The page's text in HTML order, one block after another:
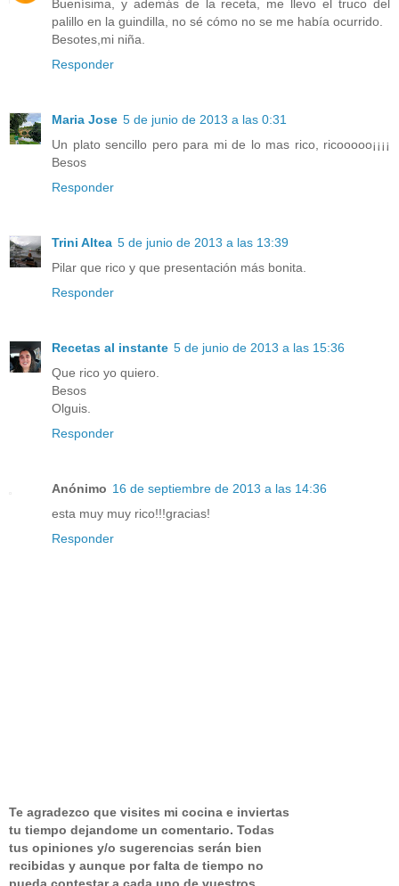
Buenísima, y además de la receta, me llevo el truco del
palillo en la guindilla, no sé cómo no se me había ocurrido.
Besotes,mi niña.
Responder
Maria Jose 5 de junio de 2013 a las 0:31
Un plato sencillo pero para mi de lo mas rico, ricooooo¡¡¡¡
Besos
Responder
Trini Altea 5 de junio de 2013 a las 13:39
Pilar que rico y que presentación más bonita.
Responder
Recetas al instante 5 de junio de 2013 a las 15:36
Que rico yo quiero.
Besos
Olguis.
Responder
Anónimo 16 de septiembre de 2013 a las 14:36
esta muy muy rico!!!gracias!
Responder
Te agradezco que visites mi cocina e inviertas
tu tiempo dejandome un comentario. Todas
tus opiniones y/o sugerencias serán bien
recibidas y aunque por falta de tiempo no